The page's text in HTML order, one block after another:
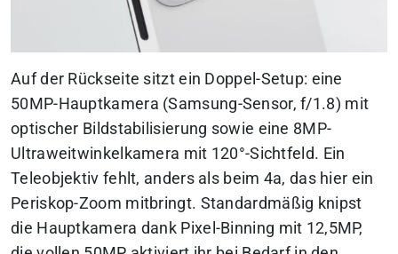
Auf der Rückseite sitzt ein Doppel-Setup: eine
50MP-Hauptkamera (Samsung-Sensor, f/1.8) mit
optischer Bildstabilisierung sowie eine 8MP-
Ultraweitwinkelkamera mit 120°-Sichtfeld. Ein
Teleobjektiv fehlt, anders als beim 4a, das hier ein
Periskop-Zoom mitbringt. Standardmäßig knipst
die Hauptkamera dank Pixel-Binning mit 12,5MP,